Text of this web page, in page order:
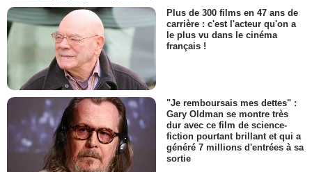
Plus de 300 films en 47 ans de
carrière : c'est l'acteur qu'on a
le plus vu dans le cinéma
français !
"Je remboursais mes dettes" :
Gary Oldman se montre très
dur avec ce film de science-
fiction pourtant brillant et qui a
généré 7 millions d'entrées à sa
sortie